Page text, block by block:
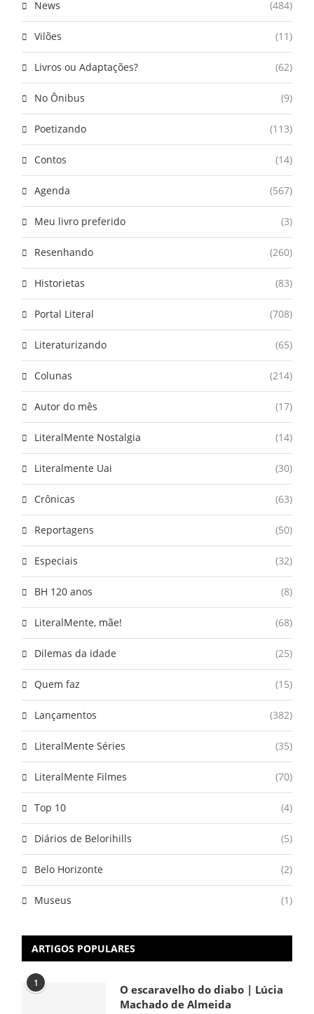
News (484)
Vilões (11)
Livros ou Adaptações? (62)
No Ônibus (9)
Poetizando (113)
Contos (14)
Agenda (567)
Meu livro preferido (3)
Resenhando (260)
Historietas (83)
Portal Literal (708)
Literaturizando (65)
Colunas (214)
Autor do mês (17)
LiteralMente Nostalgia (14)
Literalmente Uai (30)
Crônicas (63)
Reportagens (50)
Especiais (32)
BH 120 anos (8)
LiteralMente, mãe! (68)
Dilemas da idade (25)
Quem faz (15)
Lançamentos (382)
LiteralMente Séries (35)
LiteralMente Filmes (70)
Top 10 (4)
Diários de Belorihills (5)
Belo Horizonte (2)
Museus (1)
ARTIGOS POPULARES
1
O escaravelho do diabo | Lúcia
Machado de Almeida